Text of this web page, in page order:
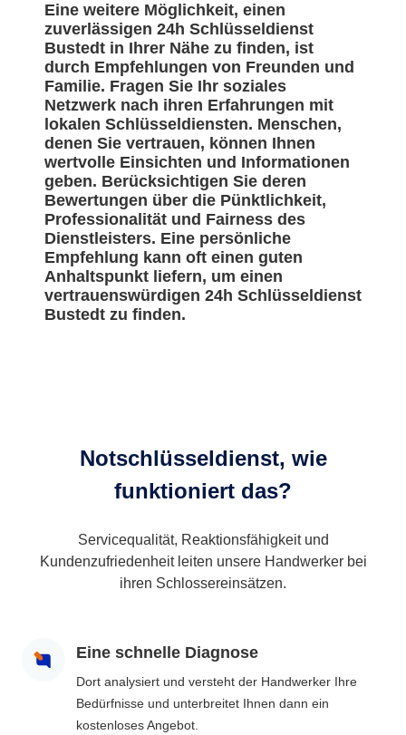
Eine weitere Möglichkeit, einen
zuverlässigen 24h Schlüsseldienst
Bustedt in Ihrer Nähe zu finden, ist
durch Empfehlungen von Freunden und
Familie. Fragen Sie Ihr soziales
Netzwerk nach ihren Erfahrungen mit
lokalen Schlüsseldiensten. Menschen,
denen Sie vertrauen, können Ihnen
wertvolle Einsichten und Informationen
geben. Berücksichtigen Sie deren
Bewertungen über die Pünktlichkeit,
Professionalität und Fairness des
Dienstleisters. Eine persönliche
Empfehlung kann oft einen guten
Anhaltspunkt liefern, um einen
vertrauenswürdigen 24h Schlüsseldienst
Bustedt zu finden.
Notschlüsseldienst, wie
funktioniert das?
Servicequalität, Reaktionsfähigkeit und
Kundenzufriedenheit leiten unsere Handwerker bei
ihren Schlossereinsätzen.
Eine schnelle Diagnose
Dort analysiert und versteht der Handwerker Ihre
Bedürfnisse und unterbreitet Ihnen dann ein
kostenloses Angebot.